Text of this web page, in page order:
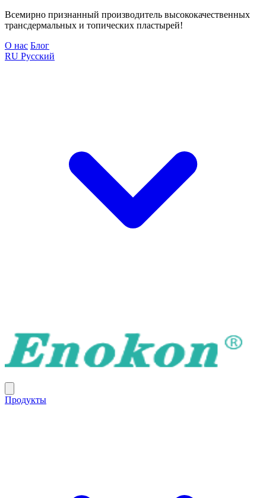
Всемирно признанный производитель высококачественных
трансдермальных и топических пластырей!
О нас Блог
RU Русский
Продукты